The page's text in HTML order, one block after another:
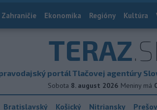
Zahraničie Ekonomika Regióny Kultúra
TERAZ
portál Tlačovej agentúry
Sobota 8. august 2026 Meniny má
Bratislavský Košický Nitriansky